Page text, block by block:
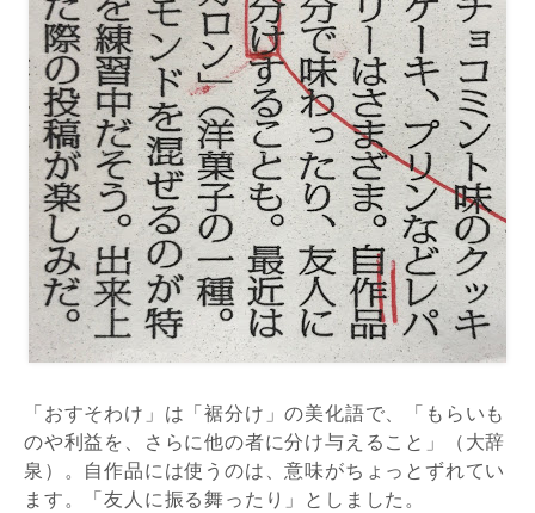
「おすそわけ」は「裾分け」の美化語で、「もらいも
のや利益を、さらに他の者に分け与えること」（大辞
泉）。自作品には使うのは、意味がちょっとずれてい
ます。「友人に振る舞ったり」としました。